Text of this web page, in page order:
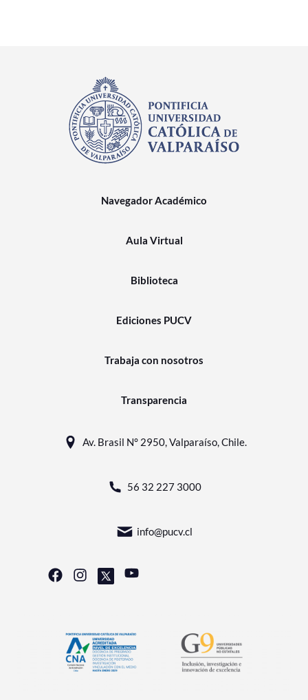
Navegador Académico
Aula Virtual
Biblioteca
Ediciones PUCV
Trabaja con nosotros
Transparencia
Av. Brasil N° 2950, Valparaíso, Chile.
56 32 227 3000
info@pucv.cl